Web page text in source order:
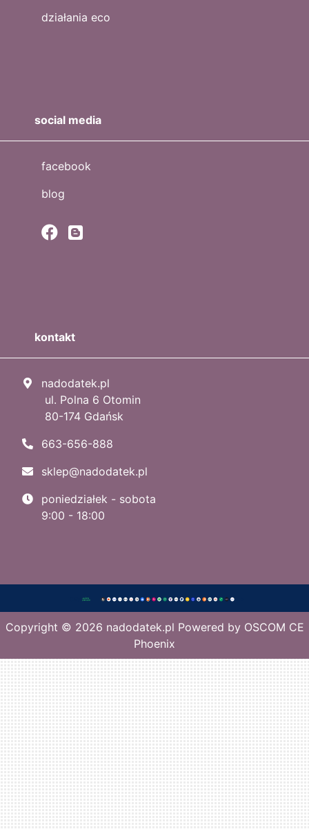
działania eco
social media
facebook
blog
kontakt
nadodatek.pl
ul. Polna 6 Otomin
80-174 Gdańsk
663-656-888
sklep@nadodatek.pl
poniedziałek - sobota
9:00 - 18:00
Copyright © 2026 nadodatek.pl Powered by OSCOM CE
Phoenix